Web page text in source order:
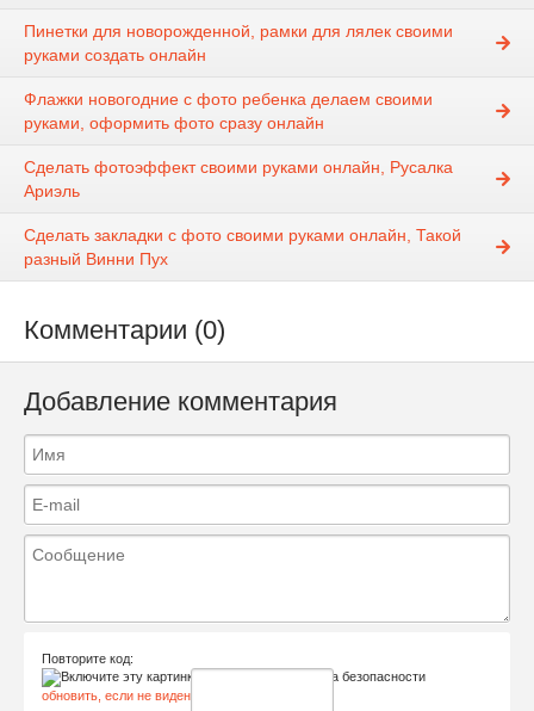
Пинетки для новорожденной, рамки для лялек своими
руками создать онлайн
Флажки новогодние с фото ребенка делаем своими
руками, оформить фото сразу онлайн
Сделать фотоэффект своими руками онлайн, Русалка
Ариэль
Сделать закладки с фото своими руками онлайн, Такой
разный Винни Пух
Комментарии (0)
Добавление комментария
Повторите код:
обновить, если не виден код